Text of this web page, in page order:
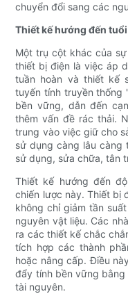
chuyển đổi sang các
Thiết kế hướng đến
Một trụ cột khác của
thiết bị điện là việc áp
tuần hoàn và thiết kế
tuyến tính truyền thống
bền vững, dẫn đến
thêm vấn đề rác thải.
trung vào việc giữ cho
sử dụng càng lâu càng
sử dụng, sửa chữa, tân
Thiết kế hướng đến
chiến lược này. Thiết bị
không chỉ giảm tần
nguyên vật liệu. Các
ra các thiết kế chắc
tích hợp các thành
hoặc nâng cấp. Điều
đẩy tính bền vững
tài nguyên.